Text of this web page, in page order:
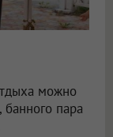
можно
пара